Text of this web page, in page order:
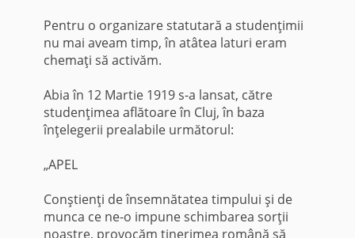
Pentru o organizare statutară a studenţimii
nu mai aveam timp, în atâtea laturi eram
chemaţi să activăm.
Abia în 12 Martie 1919 s-a lansat, către
studenţimea aflătoare în Cluj, în baza
înţelegerii prealabile următorul:
„APEL
Conştienţi de însemnătatea timpului şi de
munca ce ne-o impune schimbarea sorţii
noastre, provocăm tinerimea română să